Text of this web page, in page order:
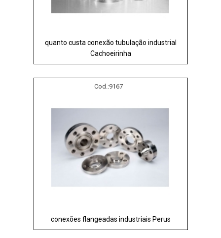
quanto custa conexão tubulação industrial
Cachoeirinha
Cod.:9167
conexões flangeadas industriais Perus